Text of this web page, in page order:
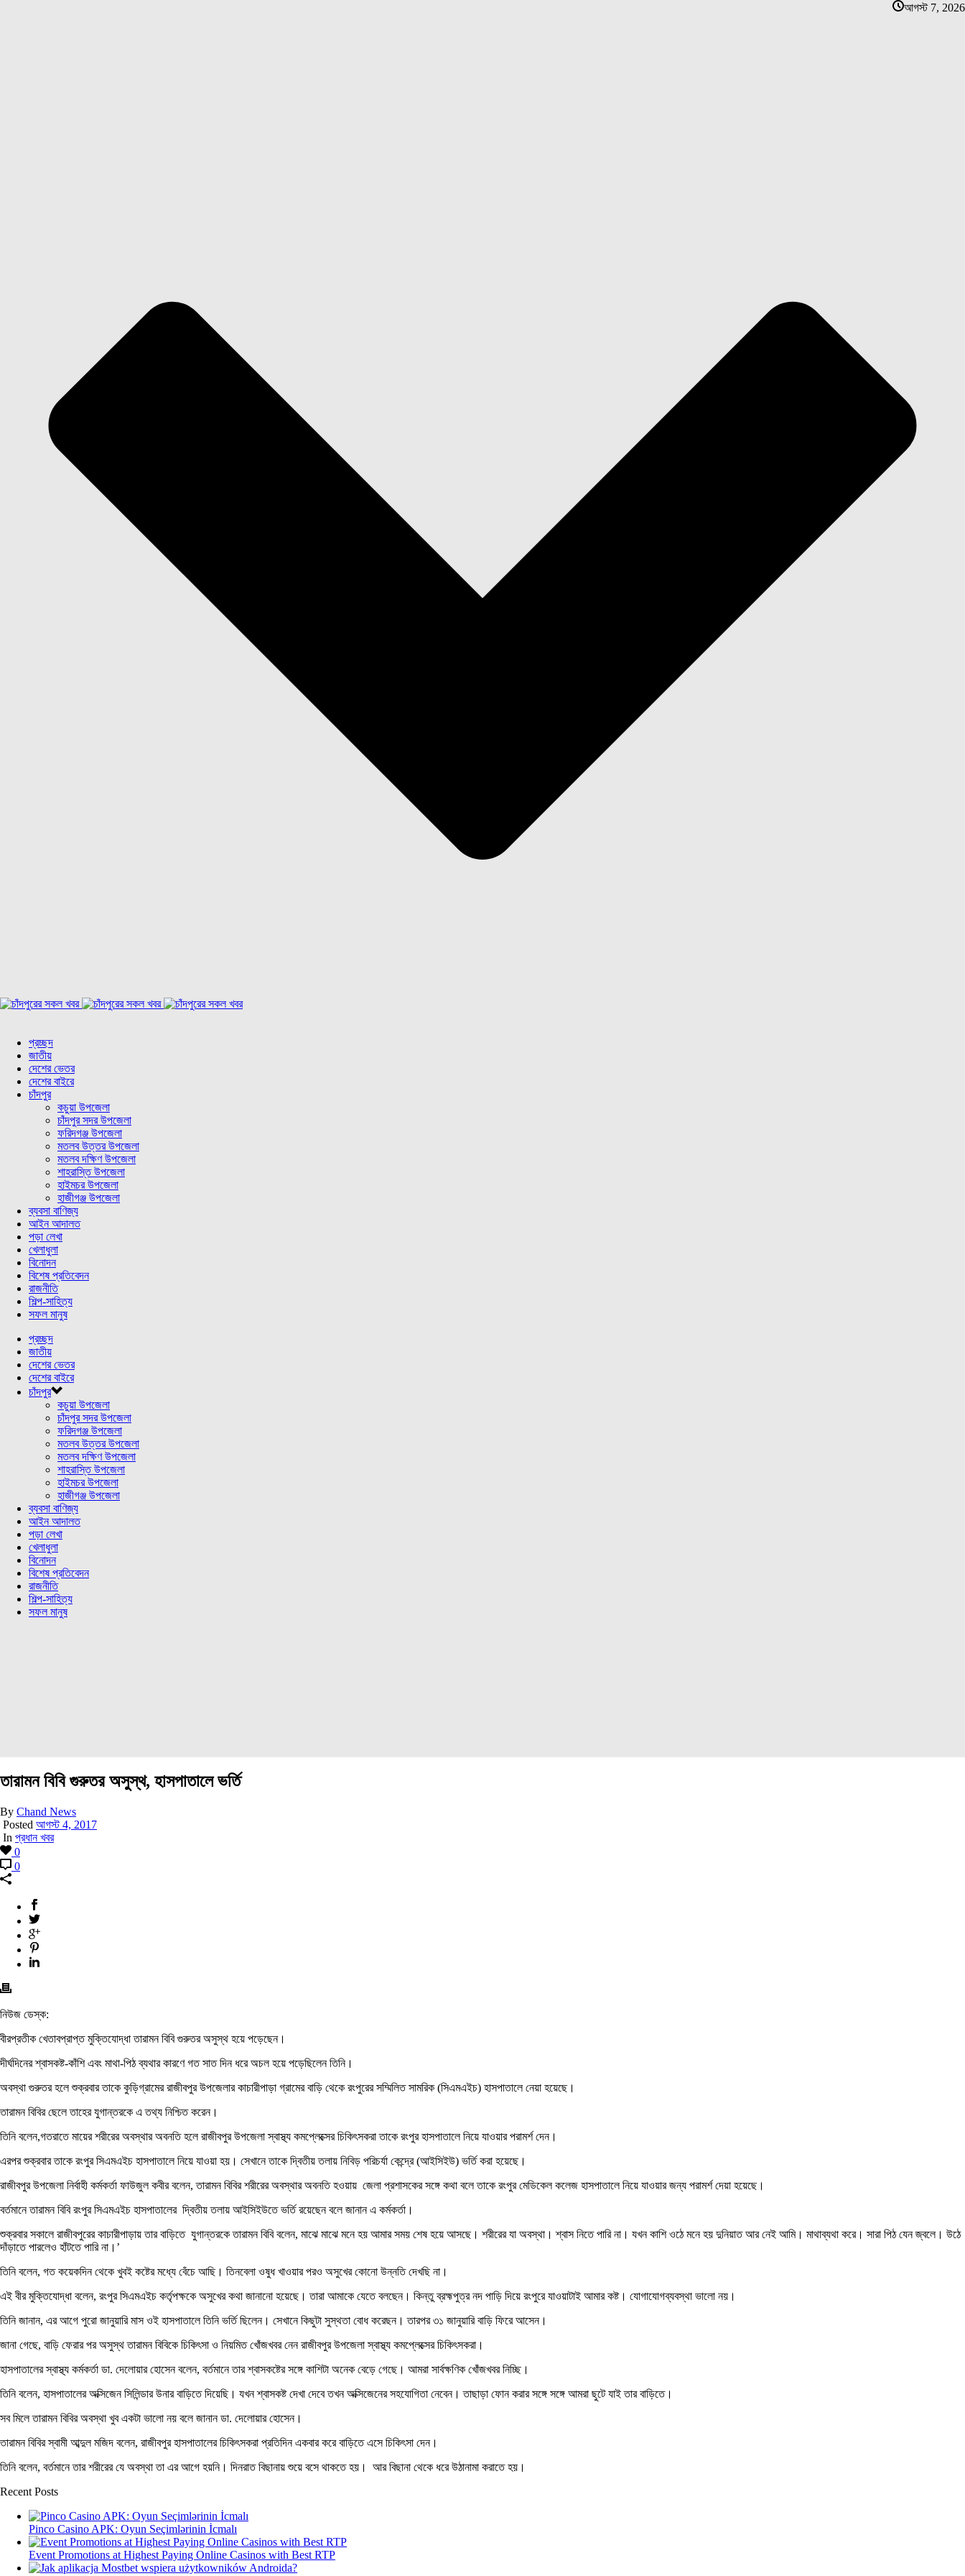
আগস্ট 7, 2026
প্রচ্ছদ
জাতীয়
দেশের ভেতর
দেশের বাইরে
চাঁদপুর
কচুয়া উপজেলা
চাঁদপুর সদর উপজেলা
ফরিদগঞ্জ উপজেলা
মতলব উত্তর উপজেলা
মতলব দক্ষিণ উপজেলা
শাহরাস্তি উপজেলা
হাইমচর উপজেলা
হাজীগঞ্জ উপজেলা
ব্যবসা বাণিজ্য
আইন আদালত
পড়া লেখা
খেলাধুলা
বিনোদন
বিশেষ প্রতিবেদন
রাজনীতি
শিল্প-সাহিত্য
সফল মানুষ
প্রচ্ছদ
জাতীয়
দেশের ভেতর
দেশের বাইরে
চাঁদপুর
কচুয়া উপজেলা
চাঁদপুর সদর উপজেলা
ফরিদগঞ্জ উপজেলা
মতলব উত্তর উপজেলা
মতলব দক্ষিণ উপজেলা
শাহরাস্তি উপজেলা
হাইমচর উপজেলা
হাজীগঞ্জ উপজেলা
ব্যবসা বাণিজ্য
আইন আদালত
পড়া লেখা
খেলাধুলা
বিনোদন
বিশেষ প্রতিবেদন
রাজনীতি
শিল্প-সাহিত্য
সফল মানুষ
তারামন বিবি গুরুতর অসুস্থ, হাসপাতালে ভর্তি
By Chand News
Posted আগস্ট 4, 2017
In প্রধান খবর
0
0
নিউজ ডেস্ক:
বীরপ্রতীক খেতাবপ্রাপ্ত মুক্তিযোদ্ধা তারামন বিবি গুরুতর অসুস্থ হয়ে পড়েছেন।
দীর্ঘদিনের শ্বাসকষ্ট-কাঁশি এবং মাথা-পিঠ ব্যথার কারণে গত সাত দিন ধরে অচল হয়ে পড়েছিলেন তিনি।
অবস্থা গুরুতর হলে শুক্রবার তাকে কুড়িগ্রামের রাজীবপুর উপজেলার কাচারীপাড়া গ্রামের বাড়ি থেকে রংপুরের সম্মিলিত সামরিক (সিএমএইচ) হাসপাতালে নেয়া হয়েছে।
তারামন বিবির ছেলে তাহের যুগান্তরকে এ তথ্য নিশ্চিত করেন।
তিনি বলেন,গতরাতে মায়ের শরীরের অবস্থার অবনতি হলে রাজীবপুর উপজেলা স্বাস্থ্য কমপ্লেক্সের চিকিৎসকরা তাকে রংপুর হাসপাতালে নিয়ে যাওয়ার পরামর্শ দেন।
এরপর শুক্রবার তাকে রংপুর সিএমএইচ হাসপাতালে নিয়ে যাওয়া হয়। সেখানে তাকে দ্বিতীয় তলায় নিবিড় পরিচর্যা কেন্দ্রে (আইসিইউ) ভর্তি করা হয়েছে।
রাজীবপুর উপজেলা নির্বাহী কর্মকর্তা ফাউজুল কবীর বলেন, তারামন বিবির শরীরের অবস্থার অবনতি হওয়ায় জেলা প্রশাসকের সঙ্গে কথা বলে তাকে রংপুর মেডিকেল কলেজ হাসপাতালে নিয়ে যাওয়ার জন্য পরামর্শ দেয়া হয়েছে।
বর্তমানে তারামন বিবি রংপুর সিএমএইচ হাসপাতালের দ্বিতীয় তলায় আইসিইউতে ভর্তি রয়েছেন বলে জানান এ কর্মকর্তা।
শুক্রবার সকালে রাজীবপুরের কাচারীপাড়ায় তার বাড়িতে যুগান্তরকে তারামন বিবি বলেন, মাঝে মাঝে মনে হয় আমার সময় শেষ হয়ে আসছে। শরীরের যা অবস্থা। শ্বাস নিতে পারি না। যখন কাশি ওঠে মনে হয় দুনিয়াত আর নেই আমি। মাথাব্যথা করে। সারা পিঠ যেন জ্বলে। উঠে
দাঁড়াতে পারলেও হাঁটতে পারি না।’
তিনি বলেন, গত কয়েকদিন থেকে খুবই কষ্টের মধ্যে বেঁচে আছি। তিনবেলা ওষুধ খাওয়ার পরও অসুখের কোনো উন্নতি দেখছি না।
এই বীর মুক্তিযোদ্ধা বলেন, রংপুর সিএমএইচ কর্তৃপক্ষকে অসুখের কথা জানানো হয়েছে। তারা আমাকে যেতে বলছেন। কিন্তু ব্রহ্মপুত্র নদ পাড়ি দিয়ে রংপুরে যাওয়াটাই আমার কষ্ট। যোগাযোগব্যবস্থা ভালো নয়।
তিনি জানান, এর আগে পুরো জানুয়ারি মাস ওই হাসপাতালে তিনি ভর্তি ছিলেন। সেখানে কিছুটা সুস্থতা বোধ করেছন। তারপর ৩১ জানুয়ারি বাড়ি ফিরে আসেন।
জানা গেছে, বাড়ি ফেরার পর অসুস্থ তারামন বিবিকে চিকিৎসা ও নিয়মিত খোঁজখবর নেন রাজীবপুর উপজেলা স্বাস্থ্য কমপ্লেক্সের চিকিৎসকরা।
হাসপাতালের স্বাস্থ্য কর্মকর্তা ডা. দেলোয়ার হোসেন বলেন, বর্তমানে তার শ্বাসকষ্টের সঙ্গে কাশিটা অনেক বেড়ে গেছে। আমরা সার্বক্ষণিক খোঁজখবর নিচ্ছি।
তিনি বলেন, হাসপাতালের অক্সিজেন সিলিন্ডার উনার বাড়িতে দিয়েছি। যখন শ্বাসকষ্ট দেখা দেবে তখন অক্সিজেনের সহযোগিতা নেবেন। তাছাড়া ফোন করার সঙ্গে সঙ্গে আমরা ছুটে যাই তার বাড়িতে।
সব মিলে তারামন বিবির অবস্থা খুব একটা ভালো নয় বলে জানান ডা. দেলোয়ার হোসেন।
তারামন বিবির স্বামী আব্দুল মজিদ বলেন, রাজীবপুর হাসপাতালের চিকিৎসকরা প্রতিদিন একবার করে বাড়িতে এসে চিকিৎসা দেন।
তিনি বলেন, বর্তমানে তার শরীরের যে অবস্থা তা এর আগে হয়নি। দিনরাত বিছানায় শুয়ে বসে থাকতে হয়। আর বিছানা থেকে ধরে উঠানামা করাতে হয়।
Recent Posts
Pinco Casino APK: Oyun Seçimlərinin İcmalı
Event Promotions at Highest Paying Online Casinos with Best RTP